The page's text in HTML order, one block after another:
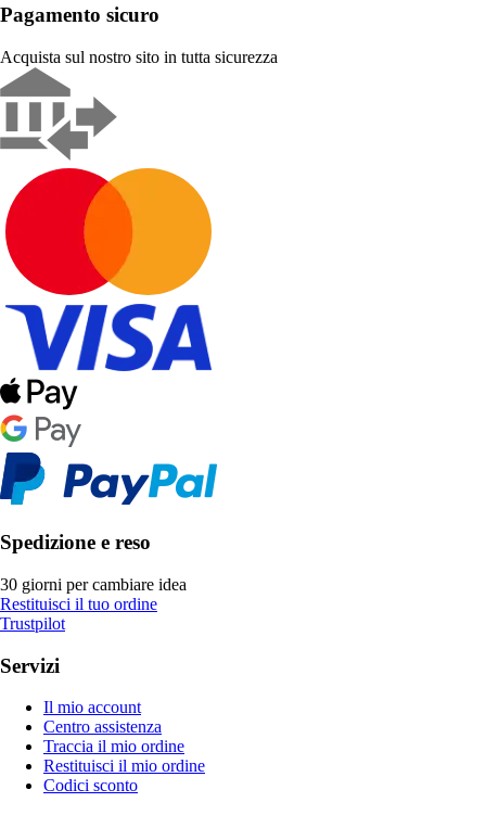
Pagamento sicuro
Acquista sul nostro sito in tutta sicurezza
Spedizione e reso
30 giorni per cambiare idea
Restituisci il tuo ordine
Trustpilot
Servizi
Il mio account
Centro assistenza
Traccia il mio ordine
Restituisci il mio ordine
Codici sconto